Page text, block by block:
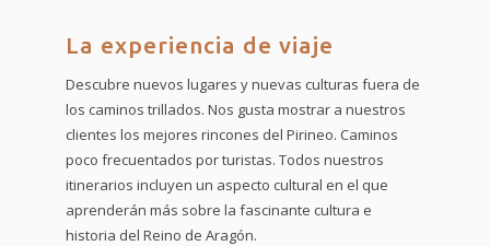
La experiencia de viaje
Descubre nuevos lugares y nuevas culturas fuera de
los caminos trillados. Nos gusta mostrar a nuestros
clientes los mejores rincones del Pirineo. Caminos
poco frecuentados por turistas. Todos nuestros
itinerarios incluyen un aspecto cultural en el que
aprenderán más sobre la fascinante cultura e
historia del Reino de Aragón.